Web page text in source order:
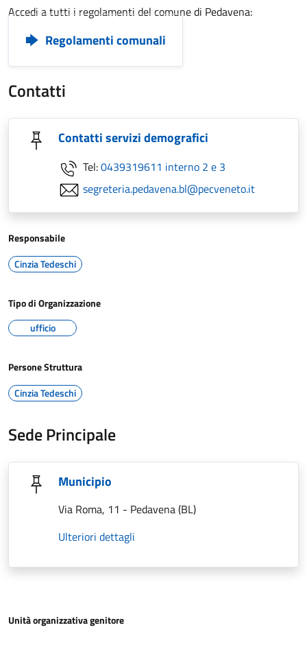
Accedi a tutti i regolamenti del comune di Pedavena:
Regolamenti comunali
Contatti
Contatti servizi demografici
Tel:0439319611 interno 2 e 3
segreteria.pedavena.bl@pecveneto.it
Responsabile
Cinzia Tedeschi
Tipo di Organizzazione
ufficio
Persone Struttura
Cinzia Tedeschi
Sede Principale
Municipio
Via Roma, 11 - Pedavena (BL)
Ulteriori dettagli
Unità organizzativa genitore